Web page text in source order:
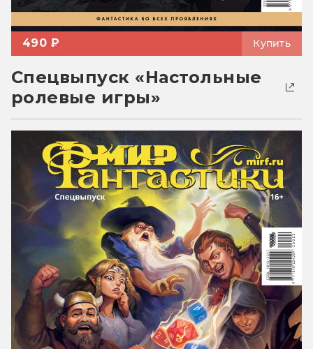
490 ₽ Купить
Спецвыпуск «Настольные
ролевые игры»